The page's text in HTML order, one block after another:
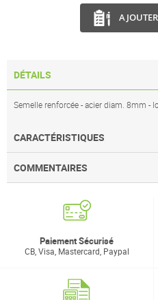
DÉTAILS
Semelle renforcée - acier diam. 8mm -
CARACTÉRISTIQUES
COMMENTAIRES
Paiement Sécurisé
CB, Visa, Mastercard, Paypal